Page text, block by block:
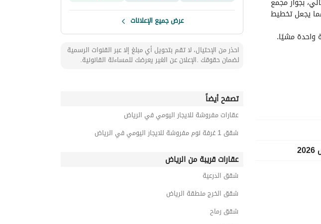
عرض جميع الإعلانات
احذر من الإحتيال، لا تقم بتحويل أي مبلغ إلا عبر القنوات الرسمية
لضمان حقوقك .الإعلان عن الغير يعرضك للمساءلة القانونية.
تصفح أيضاً
عقارات مفروشة للايجار اليومي في الرياض
شقق 1 غرفة نوم مفروشة للايجار اليومي في الرياض
عقارات قريبة من الرياض
شقق الدرعية
شقق الخرج منطقة الرياض
شقق رماح